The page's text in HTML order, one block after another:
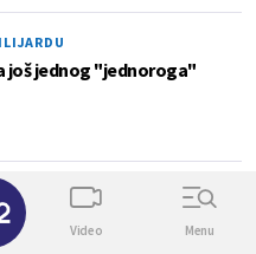
još jednog "jednoroga"
vojske: Francuska planira
Video Menu